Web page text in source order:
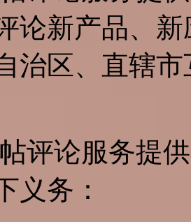
论新产品、
治区、直辖
评论服务提
义务：